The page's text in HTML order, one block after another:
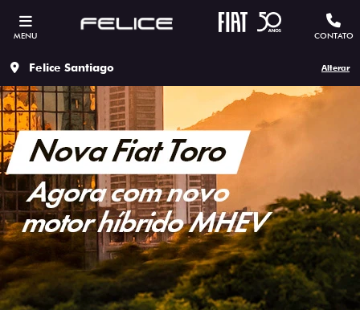
MENU CONTATO
Felice Santiago Alterar